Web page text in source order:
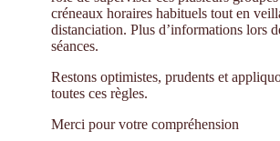
créneaux horaires habituels tout en
distanciation. Plus d’informations lors
séances.
Restons optimistes, prudents et
toutes ces règles.
Merci pour votre compréhension